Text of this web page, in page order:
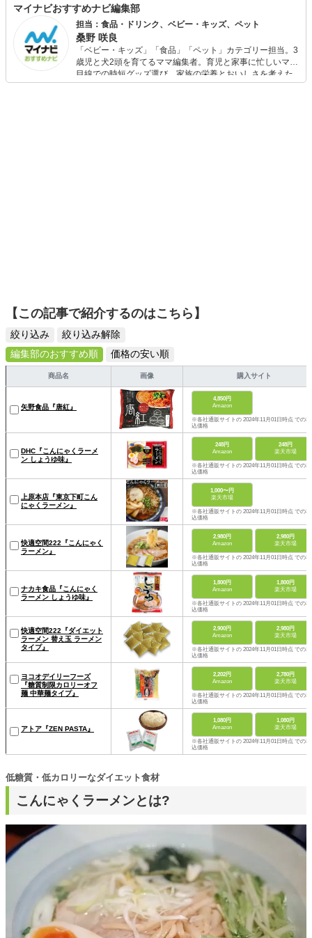
また、各種メディアにて食にまつわる美容・健康情報や今
日から取り入れられる簡単ダイエット・体質改善メソッド
を発信している。 フードアナリスト協会主催・食の親善大
使「第4回食のなでしこ」グランプリ受賞。
マイナビおすすめナビ編集部
担当：食品・ドリンク、ベビー・キッズ、ペット
桑野 咲良
「ベビー・キッズ」「食品」「ペット」カテゴリー担当。3
歳児と犬2頭を育てるママ編集者。育児と家事に忙しいママ
目線での時短グッズ選び、家族の栄養とおいしさを考えた
食品選び、束の間のリラックスタイムを楽しむためのスイ
【この記事で紹介するのはこちら】
絞り込み
絞り込み解除
編集部のおすすめ順
価格の安い順
商品名 画像 購入サイト
矢野食品『唐紅』
4,850円
Amazon
※各社通販サイトの 2024年11月01日時点 での税
込価格
DHC『こんにゃくラーメ
ン しょうゆ味』
248円
Amazon
248円
楽天市場
※各社通販サイトの 2024年11月01日時点 での税
込価格
上原本店『東京下町こん
にゃくラーメン』
1,000〜円
楽天市場
※各社通販サイトの 2024年11月01日時点 での税
込価格
快適空間222『こんにゃく
ラーメン』
2,980円
Amazon
2,980円
楽天市場
※各社通販サイトの 2024年11月01日時点 での税
込価格
ナカキ食品『こんにゃく
ラーメン しょうゆ味』
1,800円
Amazon
1,800円
楽天市場
※各社通販サイトの 2024年11月01日時点 での税
込価格
快適空間222『ダイエット
ラーメン 替え玉 ラーメン
タイプ』
2,900円
Amazon
2,980円
楽天市場
※各社通販サイトの 2024年11月01日時点 での税
込価格
ヨコオデイリーフーズ
『糖質制限カロリーオフ
麺 中華麺タイプ』
2,202円
Amazon
2,780円
楽天市場
※各社通販サイトの 2024年11月01日時点 での税
込価格
アトア『ZEN PASTA』
1,080円
Amazon
1,080円
楽天市場
※各社通販サイトの 2024年11月01日時点 での税
込価格
こんにゃくラーメンとは?
低糖質・低カロリーなダイエット食材